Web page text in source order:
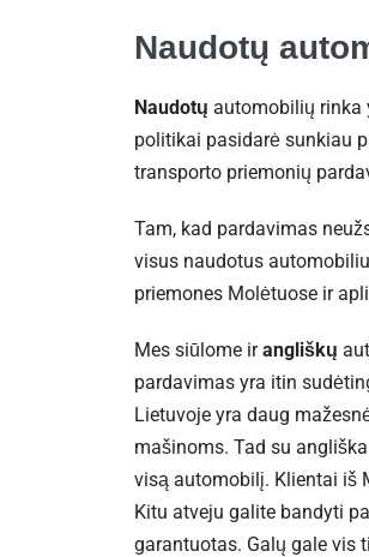
Naudotų
Naudotų automobilių rinka
politikai pasidarė sunkiau
transporto priemonių
Tam, kad pardavimas
visus naudotus
priemones Molėtuose ir
Mes siūlome irangliškų
pardavimas yra itin
Lietuvoje yra daug
mašinoms. Tad su
visą automobilį. Klientai iš
Kitu atveju galite bandyti
garantuotas. Galų gale vis